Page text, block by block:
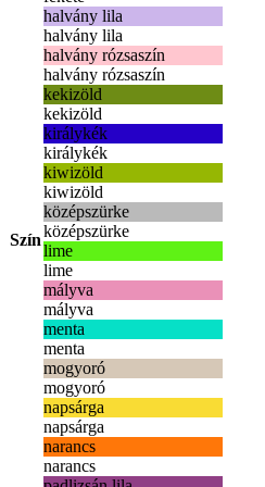
Szín
halvány lila
halvány lila
halvány rózsaszín
halvány rózsaszín
kekizöld
kekizöld
királykék
királykék
kiwizöld
kiwizöld
középszürke
középszürke
lime
lime
mályva
mályva
menta
menta
mogyoró
mogyoró
napsárga
napsárga
narancs
narancs